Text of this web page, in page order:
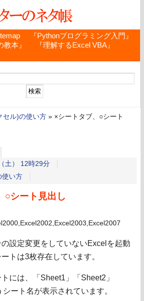
『Pythonプログラミング入門』
教本』
『理解するExcel VBA』
セル)の使い方 » ×シートタブ、○シート
土） 12時29分
使い方
○シート見出し
設定変更をしていないExcelを起動
トは3枚存在しています。
には、「Sheet1」「Sheet2」
シート名が表示されています。